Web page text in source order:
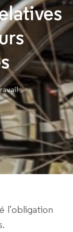
l’obligation